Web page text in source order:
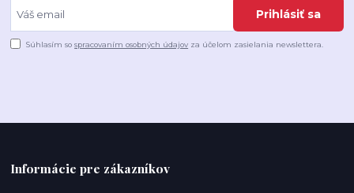
Prihlásiť sa
Súhlasím sospracovaním osobných údajov za účelom zasielania newslettera.
Informácie pre zákazníkov